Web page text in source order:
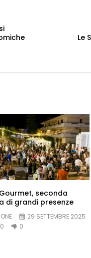
Le
seconda
di grandi presenze
29 SETTEMBRE 2025
0 0